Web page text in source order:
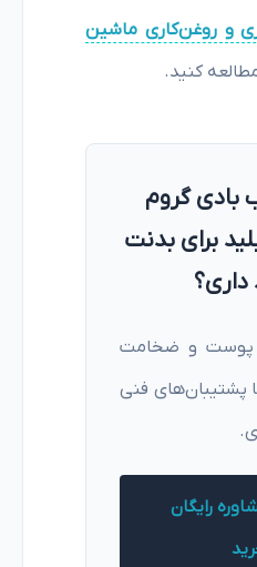
و روغن‌کاری ماشین
کنید.
بادی گروم
برای بدنت
داری؟
پوست و ضخامت
پشتیبان‌های فنی
رایگان